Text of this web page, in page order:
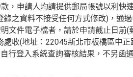
，申請人均請提供郵局帳號以利快
錄之資料不接受任何方式修改)，通
文件電子檔者，請於申請截止日前
處收(地址：22045新北市板橋區中
行登入系統查詢審核結果，不另函